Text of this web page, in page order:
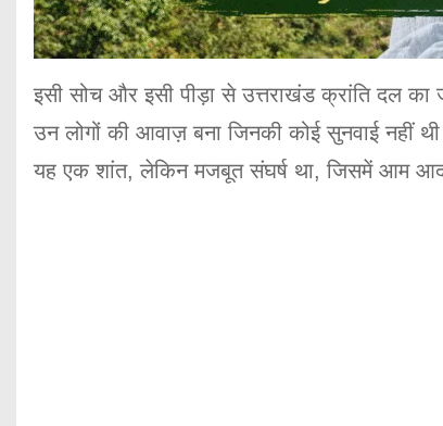
इसी सोच और इसी पीड़ा से उत्तराखंड क्रांति दल
उन लोगों की आवाज़ बना जिनकी कोई सुनवाई नहीं
यह एक शांत, लेकिन मजबूत संघर्ष था, जिसमें आम